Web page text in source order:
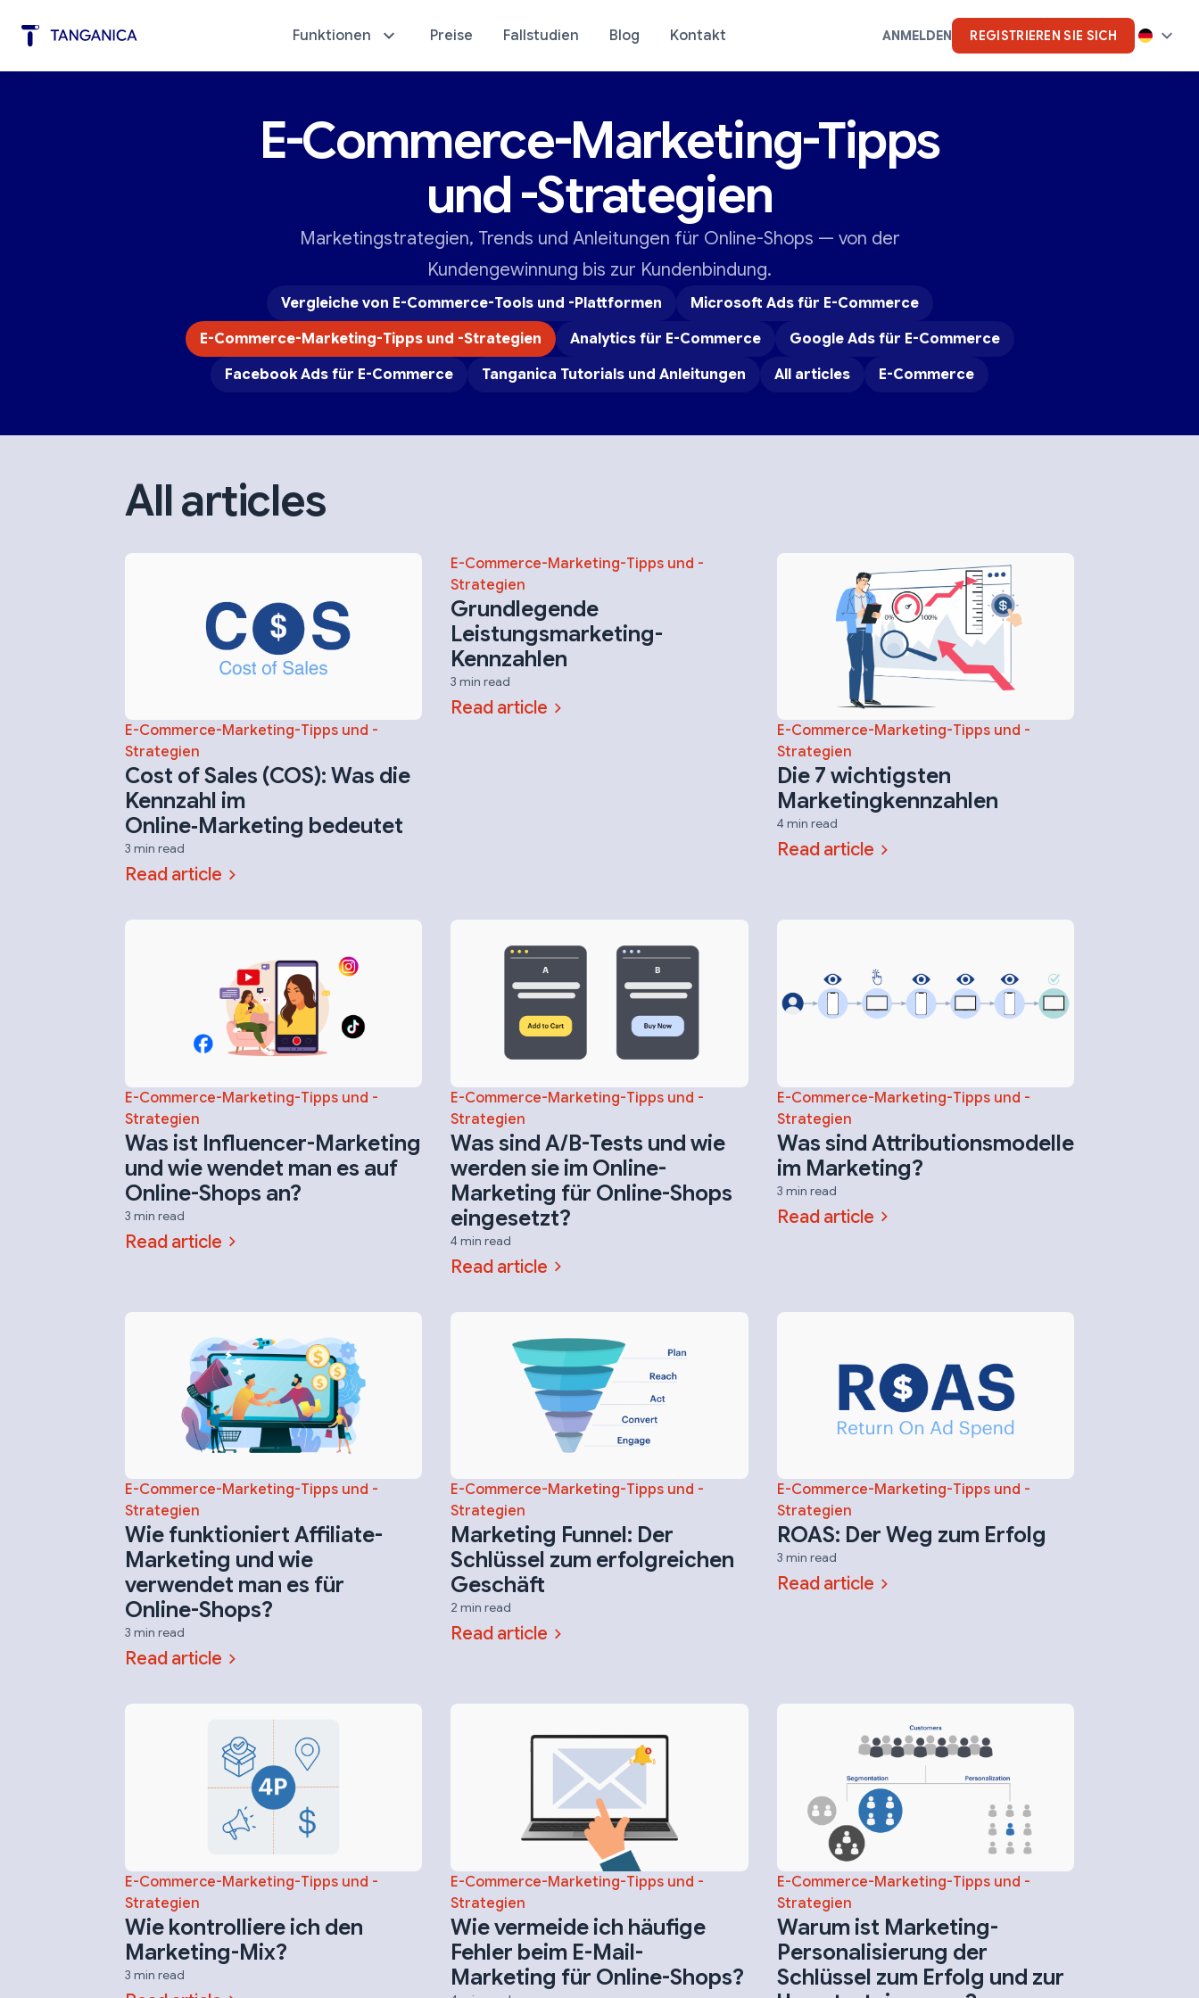
Funktionen
E-Commerce-Analytik
Preise Fallstudien Blog Kontakt ANMELDEN REGISTRIEREN SIE SICH
E-Commerce-Marketing-Tipps
und -Strategien
Marketingstrategien, Trends und Anleitungen für Online-Shops — von der
Kundengewinnung bis zur Kundenbindung.
Vergleiche von E-Commerce-Tools und -Plattformen
Microsoft Ads für E-Commerce
E-Commerce-Marketing-Tipps und -Strategien
Analytics für E-Commerce
Google Ads für E-Commerce
Facebook Ads für E-Commerce
Tanganica Tutorials und Anleitungen All articles E-Commerce
All articles
E-Commerce-Marketing-Tipps und -
Strategien
Cost of Sales (COS): Was die
Kennzahl im
Online‑Marketing bedeutet
3 min read
Read article
E-Commerce-Marketing-Tipps und -
Strategien
Grundlegende
Leistungsmarketing-
Kennzahlen
3 min read
Read article
E-Commerce-Marketing-Tipps und -
Strategien
Die 7 wichtigsten
Marketingkennzahlen
4 min read
Read article
E-Commerce-Marketing-Tipps und -
Strategien
Was ist Influencer-Marketing
und wie wendet man es auf
Online-Shops an?
3 min read
Read article
E-Commerce-Marketing-Tipps und -
Strategien
Was sind A/B-Tests und wie
werden sie im Online-
Marketing für Online-Shops
eingesetzt?
4 min read
Read article
E-Commerce-Marketing-Tipps und -
Strategien
Was sind Attributionsmodelle
im Marketing?
3 min read
Read article
E-Commerce-Marketing-Tipps und -
Strategien
Wie funktioniert Affiliate-
Marketing und wie
verwendet man es für
Online-Shops?
3 min read
Read article
E-Commerce-Marketing-Tipps und -
Strategien
Marketing Funnel: Der
Schlüssel zum erfolgreichen
Geschäft
2 min read
Read article
E-Commerce-Marketing-Tipps und -
Strategien
ROAS: Der Weg zum Erfolg
3 min read
Read article
E-Commerce-Marketing-Tipps und -
Strategien
Wie kontrolliere ich den
Marketing-Mix?
3 min read
E-Commerce-Marketing-Tipps und -
Strategien
Wie vermeide ich häufige
Fehler beim E-Mail-
Marketing für Online-Shops?
E-Commerce-Marketing-Tipps und -
Strategien
Warum ist Marketing-
Personalisierung der
Schlüssel zum Erfolg und zur